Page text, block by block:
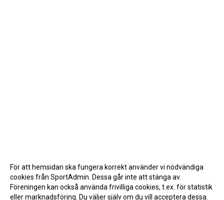
För att hemsidan ska fungera korrekt använder vi nödvändiga
cookies från SportAdmin. Dessa går inte att stänga av.
Föreningen kan också använda frivilliga cookies, t.ex. för statistik
eller marknadsföring. Du väljer själv om du vill acceptera dessa.